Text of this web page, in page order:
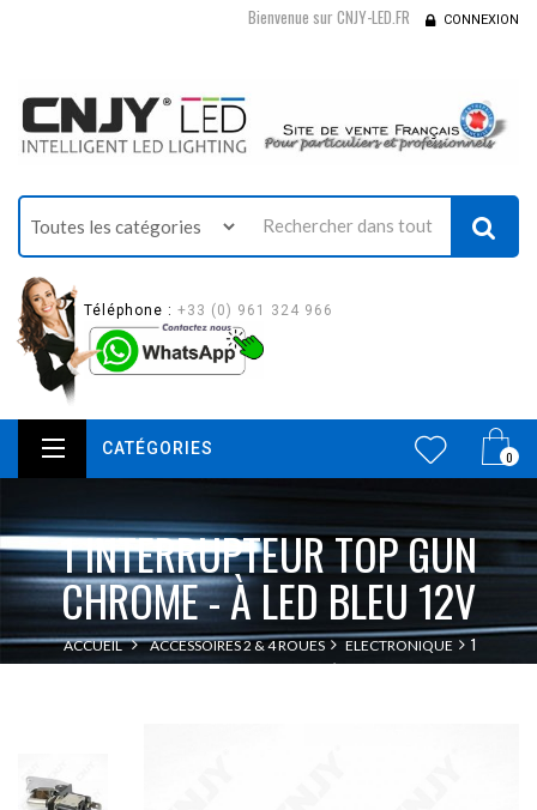
Bienvenue sur CNJY-LED.FR CONNEXION
Téléphone : +33 (0) 961 324 966
0
CATÉGORIES
1 INTERRUPTEUR TOP GUN
CHROME - À LED BLEU 12V
ACCUEIL ACCESSOIRES 2 & 4 ROUES ELECTRONIQUE
1